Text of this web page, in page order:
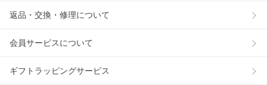
返品・交換・修理について
会員サービスについて
ギフトラッピングサービス